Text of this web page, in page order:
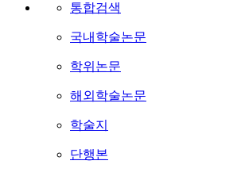
통합검색
국내학술논문
학위논문
해외학술논문
학술지
단행본